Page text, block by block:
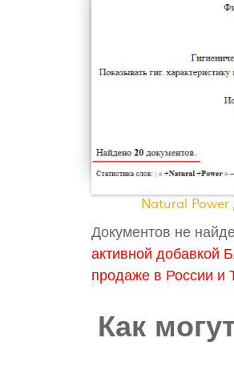
Natural Power
Документов не
активной добавкой
продаже в России и
Как